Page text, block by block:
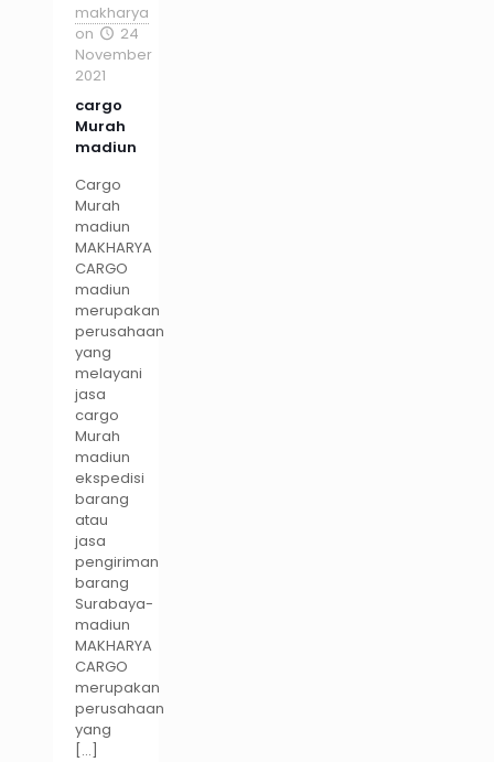
makharya
on
24
November
2021
cargo
Murah
madiun
Cargo
Murah
madiun
MAKHARYA
CARGO
madiun
merupakan
perusahaan
yang
melayani
jasa
cargo
Murah
madiun
ekspedisi
barang
atau
jasa
pengiriman
barang
Surabaya-
madiun
MAKHARYA
CARGO
merupakan
perusahaan
yang
[…]